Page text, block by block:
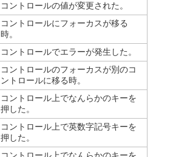
コントロールの値が変更された。
コントロールにフォーカスが移る
時。
コントロールでエラーが発生した。
コントロールのフォーカスが別のコ
ントロールに移る時。
コントロール上でなんらかのキーを
押した。
コントロール上で英数字記号キーを
押した。